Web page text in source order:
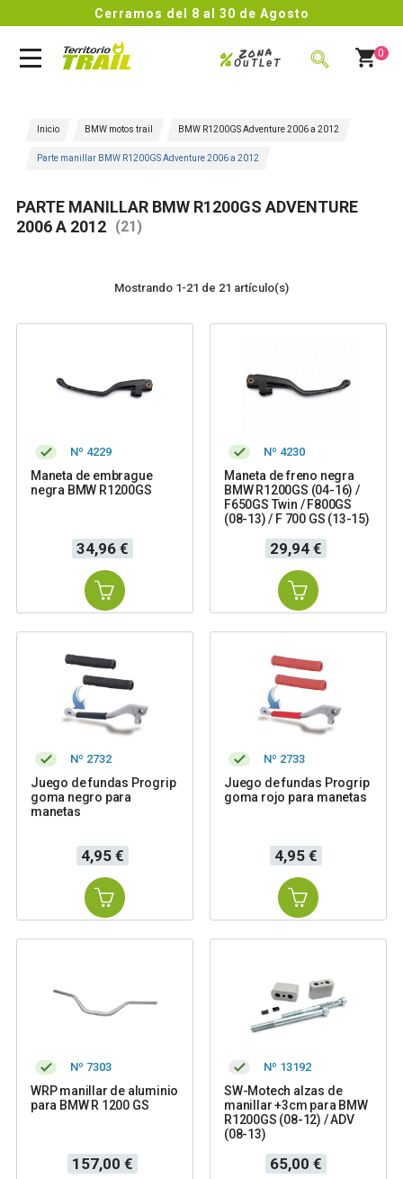
del 8 al 30 de Agosto
Zona
%OuTLeT
0
Inicio BMW motos trail BMW R1200GS Adventure 2006 a 2012
Parte manillar BMW R1200GS Adventure 2006 a 2012
PARTE MANILLAR BMW R1200GS ADVENTURE
2006 A 2012 (21)
Mostrando 1-21 de 21 artículo(s)
Nº 4229
Maneta de embrague
negra BMW R1200GS
Precio
34,96 €
Nº 4230
Maneta de freno negra
BMW R1200GS (04-16) /
F650GS Twin / F800GS
(08-13) / F 700 GS (13-15)
Precio
29,94 €
Nº 2732
Juego de fundas Progrip
goma negro para
manetas
Precio
4,95 €
Nº 2733
Juego de fundas Progrip
goma rojo para manetas
Precio
4,95 €
Nº 7303
WRP manillar de aluminio
para BMW R 1200 GS
Precio
157,00 €
Nº 13192
SW-Motech alzas de
manillar +3cm para BMW
R1200GS (08-12) / ADV
(08-13)
Precio
65,00 €